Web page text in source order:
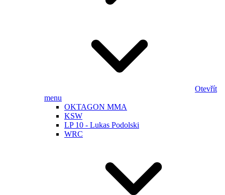
Otevřít
menu
OKTAGON MMA
KSW
LP 10 - Lukas Podolski
WRC